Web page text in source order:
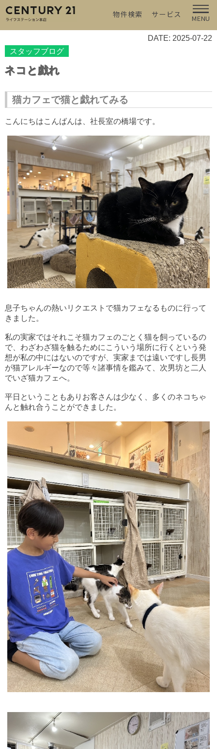
物件検索 サービス MENU
DATE: 2025-07-22
スタッフブログ
ネコと戯れ
猫カフェで猫と戯れてみる
こんにちはこんばんは、社長室の橋場です。
息子ちゃんの熱いリクエストで猫カフェなるものに行って
きました。
私の実家ではそれこそ猫カフェのごとく猫を飼っているの
で、わざわざ猫を触るためにこういう場所に行くという発
想が私の中にはないのですが、実家までは遠いですし長男
が猫アレルギーなので等々諸事情を鑑みて、次男坊と二人
でいざ猫カフェへ。
平日ということもありお客さんは少なく、多くのネコちゃ
んと触れ合うことができました。